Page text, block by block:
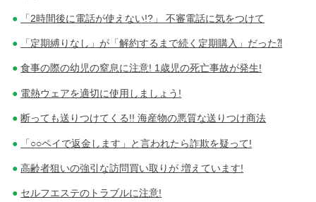
「2時間後に電話が使えない!?」 不審電話に気をつけて
「定期縛りなし」が「解約するまで続く定期購入」だった⁈
食事の際の幼児の窒息に注意! 1歳児の死亡事故が発生!
電熱ウェアを適切に使用しましょう!
断っても送りつけてくる!! 海産物の悪質な送りつけ商法
「○○ペイで返金します」と言われたら詐欺を疑って!
高齢者狙いの強引な訪問買い取りが 増えています!
セルフエステのトラブルに注意!